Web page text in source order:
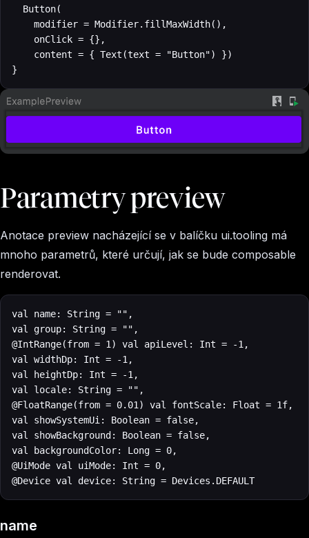
  Button(
    modifier = Modifier.fillMaxWidth(),
    onClick = {},
    content = { Text(text = "Button") })
}
Parametry preview
Anotace preview nacházející se v balíčku ui.tooling má
mnoho parametrů, které určují, jak se bude composable
renderovat.
val name: String = "",
val group: String = "",
@IntRange(from = 1) val apiLevel: Int = -1,
val widthDp: Int = -1,
val heightDp: Int = -1,
val locale: String = "",
@FloatRange(from = 0.01) val fontScale: Float = 1f,
val showSystemUi: Boolean = false,
val showBackground: Boolean = false,
val backgroundColor: Long = 0,
@UiMode val uiMode: Int = 0,
@Device val device: String = Devices.DEFAULT
name